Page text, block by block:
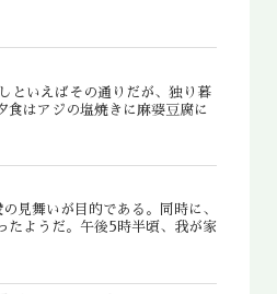
といえばその通りだが、独り暮
食はアジの塩焼きに麻婆豆腐に
見舞いが目的である。同時に、
たようだ。午後5時半頃、我が家